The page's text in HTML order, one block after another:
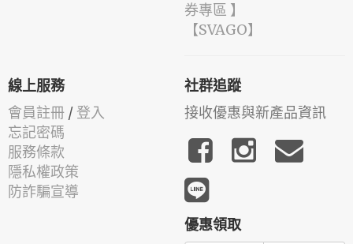
券專區 】
️【SVAGO】️
線上服務
會員註冊 / 登入
忘記密碼
服務條款
隱私權政策
防詐騙宣導
社群追蹤
接收優惠與新產品資訊
優惠領取